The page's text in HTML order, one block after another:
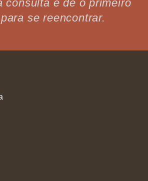
consulta e dê o primeiro
se reencontrar.